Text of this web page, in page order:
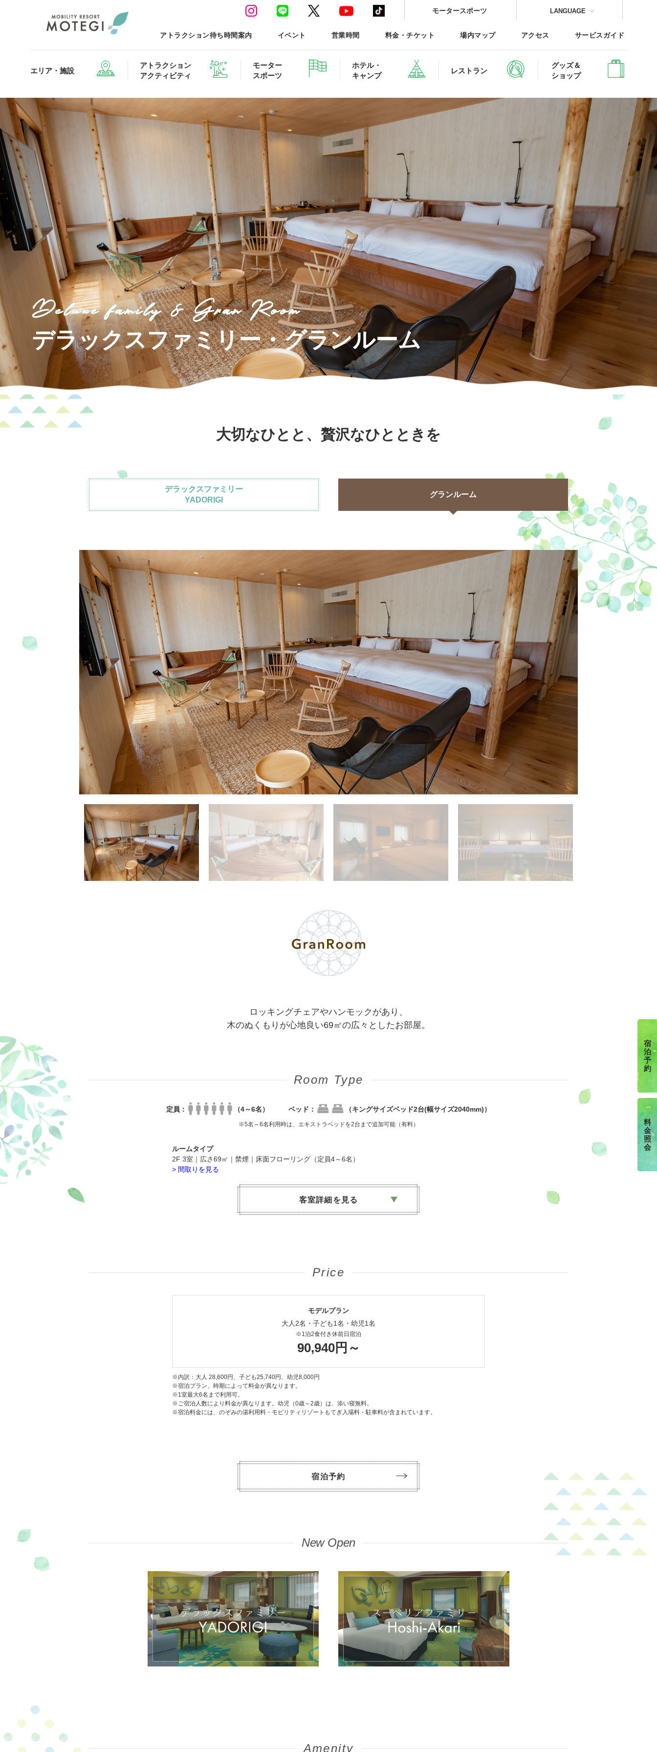
モータースポーツ LANGUAGE
アトラクション待ち時間案内 イベント 営業時間 料金・チケット 場内マップ アクセス サービスガイド
エリア・施設
アトラクション
アクティビティ
モーター
スポーツ
ホテル・
キャンプ
レストラン
グッズ＆
ショップ
CLOSE
エリア・施設TOP
パーク ハローウッズ 森と星空のキャンプヴィレッジ ホテル
モータースポーツ ホンダコレクションホール 交通教育センターもてぎ
CLOSE
アトラクション・アクティビティTOP
森感覚アスレチック DOKIDOKI 迷宮森殿 ITADAKI 巨大ネットの森 SUMIKA
空のアスレチックひろば KONOMI アクティビティ（自然体験・キャンプ）
クルマ＆
バイクのアトラクション
大人も楽しめるレーシングカート 森の空中散歩（ジップライン） もてぎの楽しみ方
CLOSE
モータースポーツTOP
MotoGP™ トライアル世界選手権 SUPER GT
もてぎ2&4レース 全日本ロードレース スーパー耐久
アジアロードレース選手権 全日本トライアル 全日本カート サーキットを走る（走行体験・レース参戦・スクール）
もて耐
もてぎロードレース
CLOSE
ホテル・グランピング ご予約
プレミアムステイルーム スーペリアファミリー
スタンダードルーム のぞみの湯
森のレストラン MARCHERANT
森と星空のキャンプヴィレッジTOP
グランピング ログキャビン・林間サイト
BBQ 期間限定スペシャルプラン
アクティビティ（自然体験・キャン
CLOSE
レストランTOP
カフェテリア オーク 森のジェラテリア ROCCO 森のキッチン どんぐり
グランツーリスモカフェ
CLOSE
グッズ＆ショップTOP
グッズ・ショップ情報 オンラインショップ
宿
泊
予
約
料
金
照
会
Deluxe family & Gran Room
デラックスファミリー・グランルーム
大切なひとと、贅沢なひとときを
デラックスファミリー
YADORIGI
グランルーム
ロッキングチェアやハンモックがあり、
木のぬくもりが心地良い69㎡の広々としたお部屋。
Room Type
定員： （4～6名） ベッド： （キングサイズベッド2台(幅サイズ2040mm)）
※5名～6名利用時は、エキストラベッドを2台まで追加可能（有料）
ルームタイプ
2F 3室｜広さ69㎡｜禁煙｜床面フローリング（定員4～6名）
> 間取りを見る
客室詳細を見る
電気ケトル｜セーフティボックス｜加湿空気清浄機｜電話｜無料Wi-fi
トンセット｜綿棒｜クレンジング｜化粧水｜乳液
Price
モデルプラン
大人2名・子ども1名・幼児1名
※1泊2食付き休前日宿泊
90,940円～
※内訳：大人 28,600円、子ども25,740円、幼児8,000円
※宿泊プラン、時期によって料金が異なります。
※1室最大6名まで利用可。
※ご宿泊人数により料金が異なります。幼児（0歳～2歳）は、添い寝無料。
※宿泊料金には、のぞみの湯利用料・モビリティリゾートもてぎ入場料・駐車料が含まれています。
宿泊予約
New Open
Amenity